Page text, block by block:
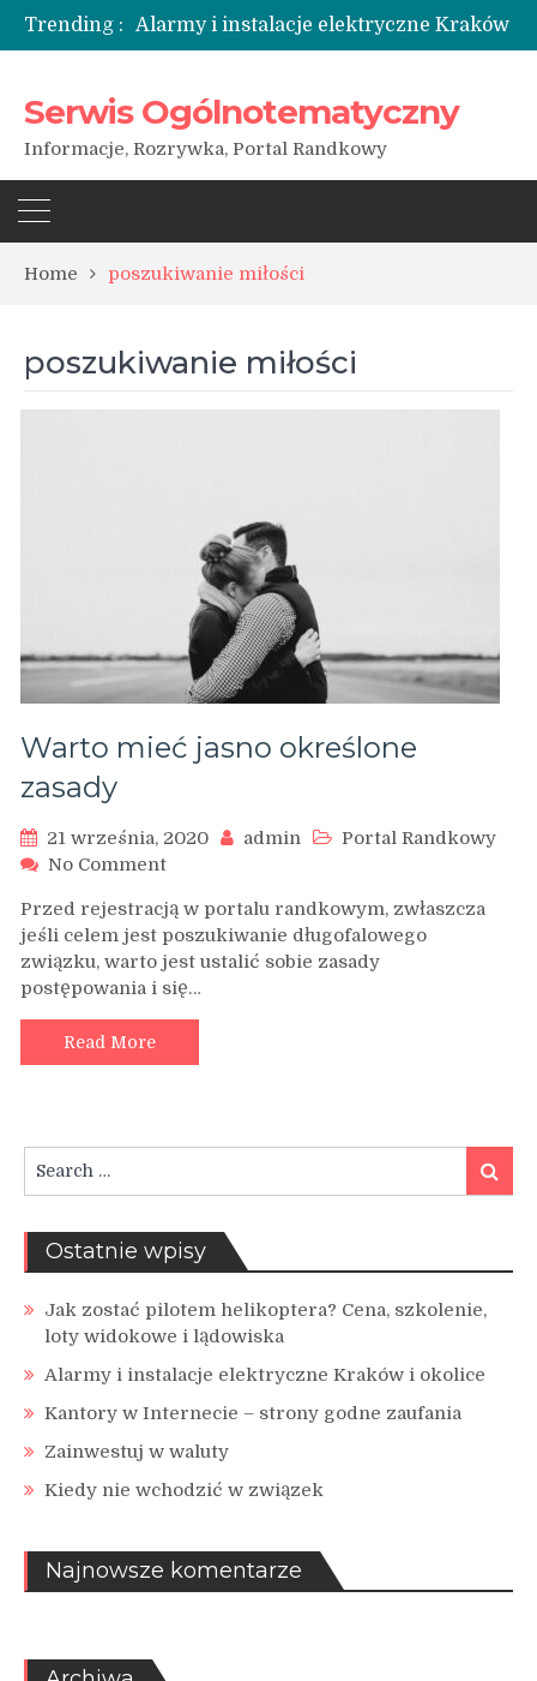
Trending :
Kiedy nie wchodzić w związek
Serwis Ogólnotematyczny
Informacje, Rozrywka, Portal Randkowy
Home poszukiwanie miłości
poszukiwanie miłości
Warto mieć jasno określone
zasady
21 września, 2020 admin
Portal Randkowy
No Commenton
mieć
jasno
określone
zasady
Przed rejestracją w portalu randkowym, zwłaszcza
jeśli celem jest poszukiwanie długofalowego
związku, warto jest ustalić sobie zasady
postępowania i się…
Read More
for:
Search
Ostatnie wpisy
Jak zostać pilotem helikoptera? Cena, szkolenie,
loty widokowe i lądowiska
Alarmy i instalacje elektryczne Kraków i okolice
Kantory w Internecie – strony godne zaufania
Zainwestuj w waluty
Kiedy nie wchodzić w związek
Najnowsze komentarze